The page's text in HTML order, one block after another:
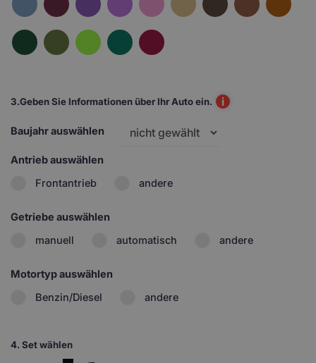
3.Geben Sie Informationen über Ihr Auto ein. i
Baujahr auswählen
Antrieb auswählen
Frontantrieb
andere
Getriebe auswählen
manuell
automatisch andere
Motortyp auswählen
Benzin/Diesel
andere
4. Set wählen